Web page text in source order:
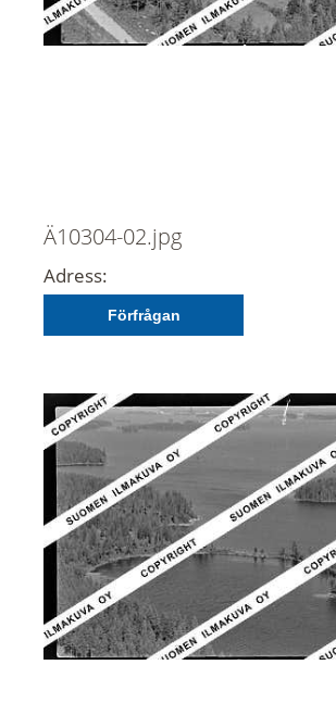
Ä10304-02.jpg
Adress:
Förfrågan